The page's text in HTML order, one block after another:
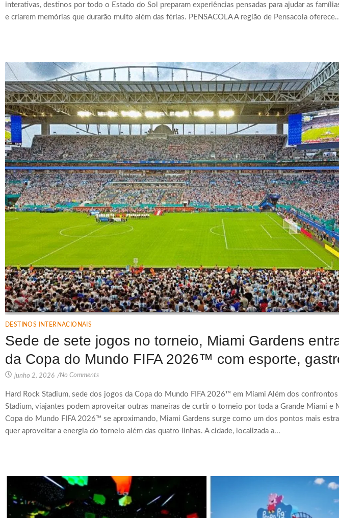
interativas, destinos por todo o Estado do Sol preparam experiências pensadas para ajudar as
e criarem memórias que durarão muito além das férias. PENSACOLA A região de Pensacola
DESTINOS INTERNACIONAIS
Sede de sete jogos no torneio, Miami Gardens
da Copa do Mundo FIFA 2026™ com esporte,
junho 2, 2026 /No Comments
Hard Rock Stadium, sede dos jogos da Copa do Mundo FIFA 2026™ em Miami Além dos
Stadium, viajantes podem aproveitar outras maneiras de curtir o torneio por toda a Grande Miami e
Copa do Mundo FIFA 2026™ se aproximando, Miami Gardens surge como um dos pontos mais
quer aproveitar a energia do torneio além das quatro linhas. A cidade, localizada a...